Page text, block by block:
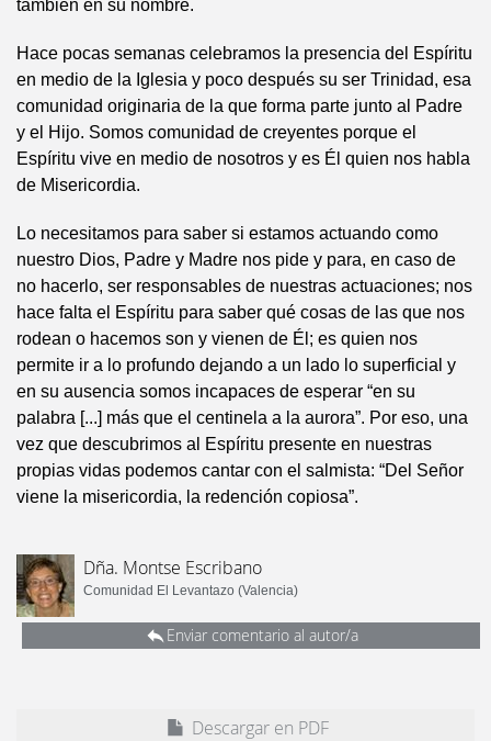
también en su nombre.
Hace pocas semanas celebramos la presencia del Espíritu
en medio de la Iglesia y poco después su ser Trinidad, esa
comunidad originaria de la que forma parte junto al Padre
y el Hijo. Somos comunidad de creyentes porque el
Espíritu vive en medio de nosotros y es Él quien nos habla
de Misericordia.
Lo necesitamos para saber si estamos actuando como
nuestro Dios, Padre y Madre nos pide y para, en caso de
no hacerlo, ser responsables de nuestras actuaciones; nos
hace falta el Espíritu para saber qué cosas de las que nos
rodean o hacemos son y vienen de Él; es quien nos
permite ir a lo profundo dejando a un lado lo superficial y
en su ausencia somos incapaces de esperar “en su
palabra [...] más que el centinela a la aurora”. Por eso, una
vez que descubrimos al Espíritu presente en nuestras
propias vidas podemos cantar con el salmista: “Del Señor
viene la misericordia, la redención copiosa”.
Dña. Montse Escribano
Comunidad El Levantazo (Valencia)
Enviar comentario al autor/a
Descargar en PDF